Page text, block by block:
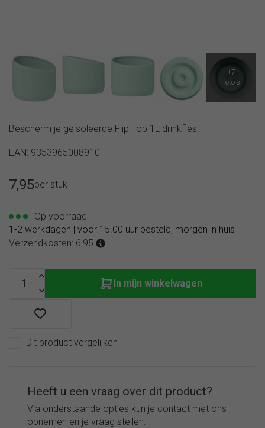
Bescherm je geïsoleerde Flip Top 1L drinkfles!
EAN: 9353965008910
7,95per stuk
Op voorraad
1-2 werkdagen | voor 15.00 uur besteld, morgen in huis
Verzendkosten: 6,95
In mijn winkelwagen
Dit product vergelijken
Heeft u een vraag over dit product?
Via onderstaande opties kun je contact met ons
opnemen en je vraag stellen.